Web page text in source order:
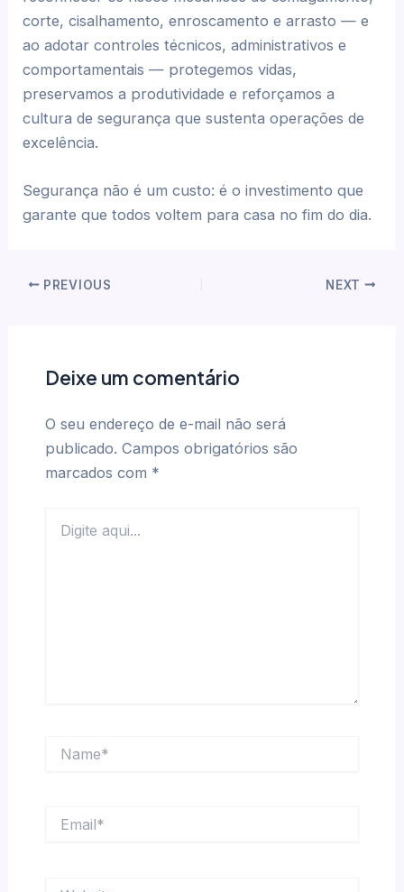
corte, cisalhamento, enroscamento e arrasto — e
ao adotar controles técnicos, administrativos e
comportamentais — protegemos vidas,
preservamos a produtividade e reforçamos a
cultura de segurança que sustenta operações de
excelência.
Segurança não é um custo: é o investimento que
garante que todos voltem para casa no fim do dia.
PREVIOUS NEXT
Deixe um comentário
O seu endereço de e-mail não será
publicado. Campos obrigatórios são
marcados com *
aqui...